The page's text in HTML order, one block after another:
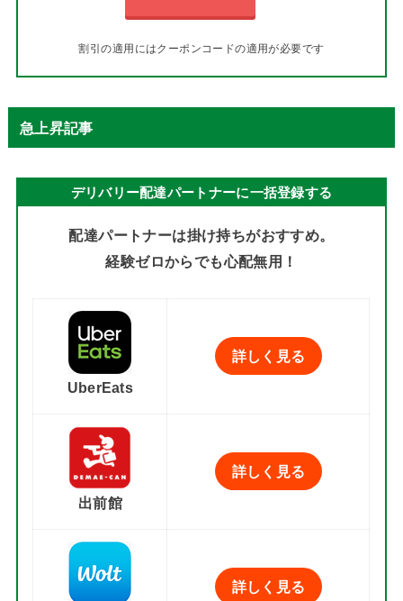
割引の適用にはクーポンコードの適用が必要です
急上昇記事
デリバリー配達パートナーに一括登録する
配達パートナーは掛け持ちがおすすめ。
経験ゼロからでも心配無用！
UberEats
詳しく見る
出前館
詳しく見る
詳しく見る